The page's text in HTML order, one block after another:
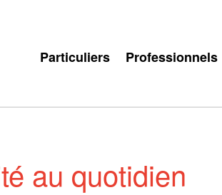
Particuliers Professionnels
au quotidien